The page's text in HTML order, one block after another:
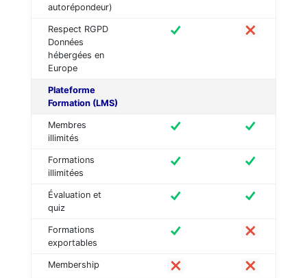
autorépondeur)
Respect RGPD
Données
hébergées en
Europe
Plateforme
Formation (LMS)
Membres
illimités
Formations
illimitées
Évaluation et
quiz
Formations
exportables
Membership